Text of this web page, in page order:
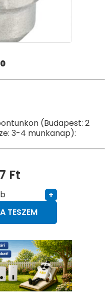
(Budapest: 2
3-4 munkanap):
Ft
+
TESZEM